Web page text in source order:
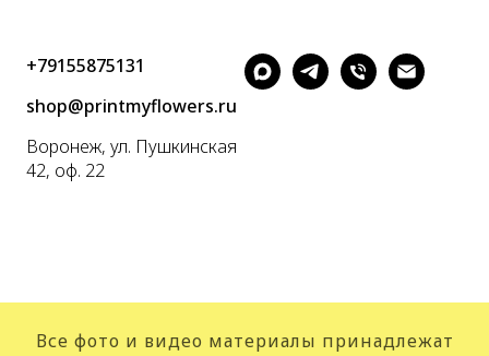
+79155875131
shop@printmyflowers.ru
Воронеж, ул. Пушкинская
42, оф. 22
Все фото и видео материалы принадлежат